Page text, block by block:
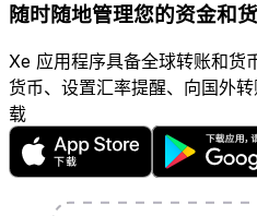
随时随地管理您的资金和
Xe 应用程序具备全球转账和货
货币、设置汇率提醒、向国外
载